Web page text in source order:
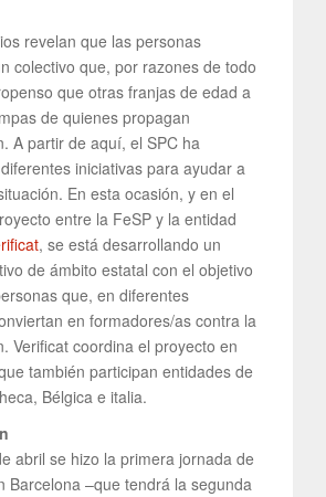
revelan que las personas
colectivo que, por razones de todo
que otras franjas de edad a
de quienes propagan
A partir de aquí, el SPC ha
iniciativas para ayudar a
En esta ocasión, y en el
entre la FeSP y la entidad
, se está desarrollando un
de ámbito estatal con el objetivo
que, en diferentes
en formadores/as contra la
Verificat coordina el proyecto en
también participan entidades de
Bélgica e italia.
abril se hizo la primera jornada de
Barcelona –que tendrá la segunda